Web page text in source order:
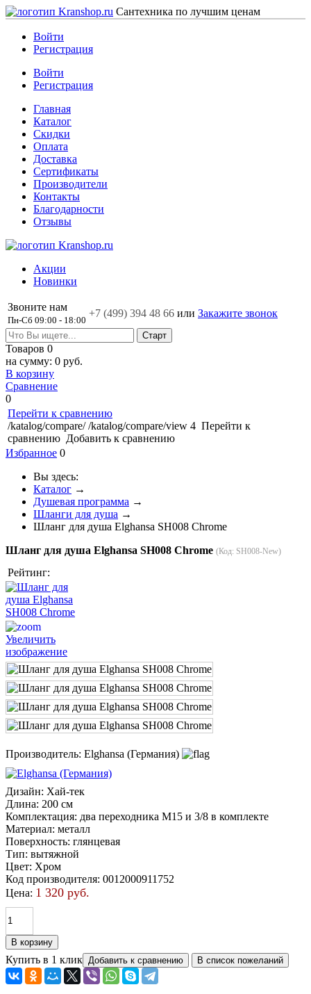
Сантехника по лучшим ценам
Войти
Регистрация
Войти
Регистрация
Главная
Каталог
Скидки
Оплата
Доставка
Сертификаты
Производители
Контакты
Благодарности
Отзывы
Акции
Новинки
Звоните нам
Пн-Сб 09:00 - 18:00
+7 (499) 394 48 66 или Закажите звонок
Товаров 0
на сумму: 0 руб.
В корзину
Сравнение
0
Перейти к сравнению
/katalog/compare/ /katalog/compare/view 4 Перейти к
сравнению Добавить к сравнению
Избранное 0
Вы здесь:
Каталог →
Душевая программа →
Шланги для душа →
Шланг для душа Elghansa SH008 Chrome
Шланг для душа Elghansa SH008 Chrome (Код: SH008-New)
Рейтинг:
Увеличить
изображение
Производитель: Elghansa (Германия)
Дизайн: Хай-тек
Длина: 200 cм
Комплектация: два переходника М15 и 3/8 в комплекте
Материал: металл
Поверхность: глянцевая
Тип: вытяжной
Цвет: Хром
Код производителя: 0012000911752
Цена: 1 320 руб.
Купить в 1 клик